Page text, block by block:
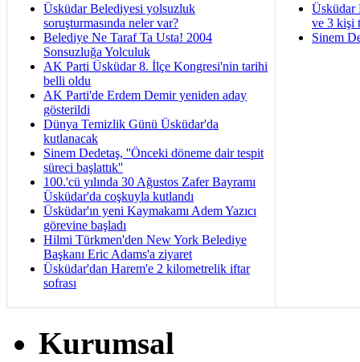
Üsküdar Belediyesi yolsuzluk
soruşturmasında neler var?
Belediye Ne Taraf Ta Usta! 2004
Sonsuzluğa Yolculuk
AK Parti Üsküdar 8. İlçe Kongresi'nin tarihi
belli oldu
AK Parti'de Erdem Demir yeniden aday
gösterildi
Dünya Temizlik Günü Üsküdar'da
kutlanacak
Sinem Dedetaş, ''Önceki döneme dair tespit
süreci başlattık''
100.'cü yılında 30 Ağustos Zafer Bayramı
Üsküdar'da coşkuyla kutlandı
Üsküdar'ın yeni Kaymakamı Adem Yazıcı
görevine başladı
Hilmi Türkmen'den New York Belediye
Başkanı Eric Adams'a ziyaret
Üsküdar'dan Harem'e 2 kilometrelik iftar
sofrası
Üsküdar
ve 3 kişi
Sinem
Kurumsal